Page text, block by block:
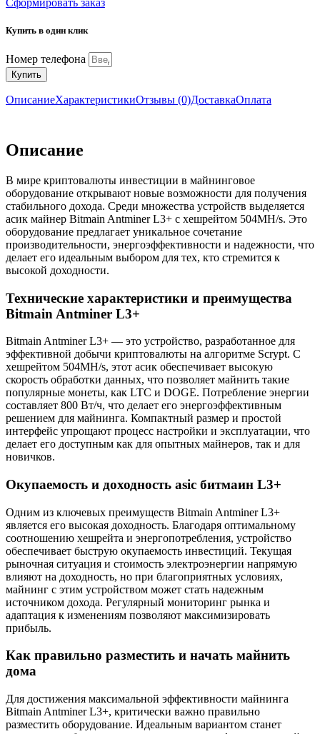
Купить в один клик
Номер телефона
Купить
ОписаниеХарактеристикиОтзывы (0)ДоставкаОплата
Описание
В мире криптовалюты инвестиции в майнинговое
оборудование открывают новые возможности для получения
стабильного дохода. Среди множества устройств выделяется
асик майнер Bitmain Antminer L3+ с хешрейтом 504MH/s. Это
оборудование предлагает уникальное сочетание
производительности, энергоэффективности и надежности, что
делает его идеальным выбором для тех, кто стремится к
высокой доходности.
Технические характеристики и преимущества
Bitmain Antminer L3+
Bitmain Antminer L3+ — это устройство, разработанное для
эффективной добычи криптовалюты на алгоритме Scrypt. С
хешрейтом 504MH/s, этот асик обеспечивает высокую
скорость обработки данных, что позволяет майнить такие
популярные монеты, как LTC и DOGE. Потребление энергии
составляет 800 Вт/ч, что делает его энергоэффективным
решением для майнинга. Компактный размер и простой
интерфейс упрощают процесс настройки и эксплуатации, что
делает его доступным как для опытных майнеров, так и для
новичков.
Окупаемость и доходность asic битмаин L3+
Одним из ключевых преимуществ Bitmain Antminer L3+
является его высокая доходность. Благодаря оптимальному
соотношению хешрейта и энергопотребления, устройство
обеспечивает быструю окупаемость инвестиций. Текущая
рыночная ситуация и стоимость электроэнергии напрямую
влияют на доходность, но при благоприятных условиях,
майнинг с этим устройством может стать надежным
источником дохода. Регулярный мониторинг рынка и
адаптация к изменениям позволяют максимизировать
прибыль.
Как правильно разместить и начать майнить
дома
Для достижения максимальной эффективности майнинга
Bitmain Antminer L3+, критически важно правильно
разместить оборудование. Идеальным вариантом станет